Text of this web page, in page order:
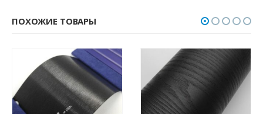
ПОХОЖИЕ ТОВАРЫ